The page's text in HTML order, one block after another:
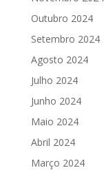
Outubro 2024
Setembro 2024
Agosto 2024
Julho 2024
Junho 2024
Maio 2024
Abril 2024
Março 2024